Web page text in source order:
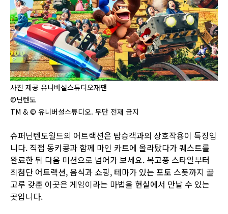
사진 제공 유니버설스튜디오재팬
©닌텐도
TM & © 유니버설스튜디오. 무단 전재 금지
슈퍼닌텐도월드의 어트랙션은 탑승객과의 상호작용이 특징입
니다. 직접 동키콩과 함께 마인 카트에 올라탔다가 퀘스트를
완료한 뒤 다음 미션으로 넘어가 보세요. 복고풍 스타일부터
최첨단 어트랙션, 음식과 쇼핑, 테마가 있는 포토 스폿까지 골
고루 갖춘 이곳은 게임이라는 마법을 현실에서 만날 수 있는
곳입니다.